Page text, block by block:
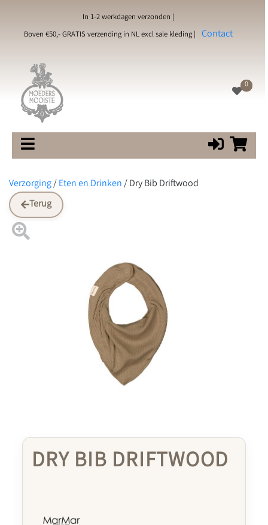
In 1-2 werkdagen verzonden |
Boven €50,- GRATIS verzending in NL excl sale kleding | Contact
0
Verzorging/Eten en Drinken/Dry Bib Driftwood
Terug
DRY BIB DRIFTWOOD